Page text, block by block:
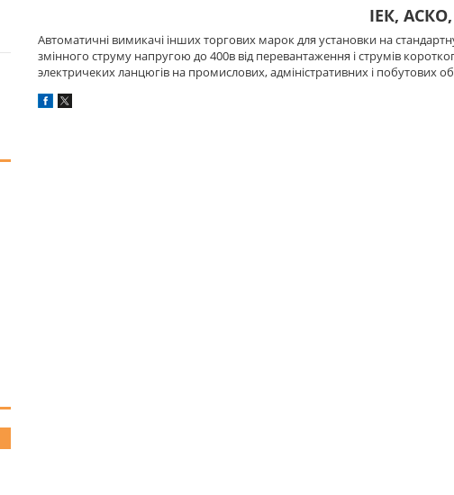
ІЕК, АСКО,
Автоматичні вимикачі інших торгових марок для установки на
змінного струму напругою до 400в від перевантаження і струмів
электричеких ланцюгів на промислових, адміністративних і побутових